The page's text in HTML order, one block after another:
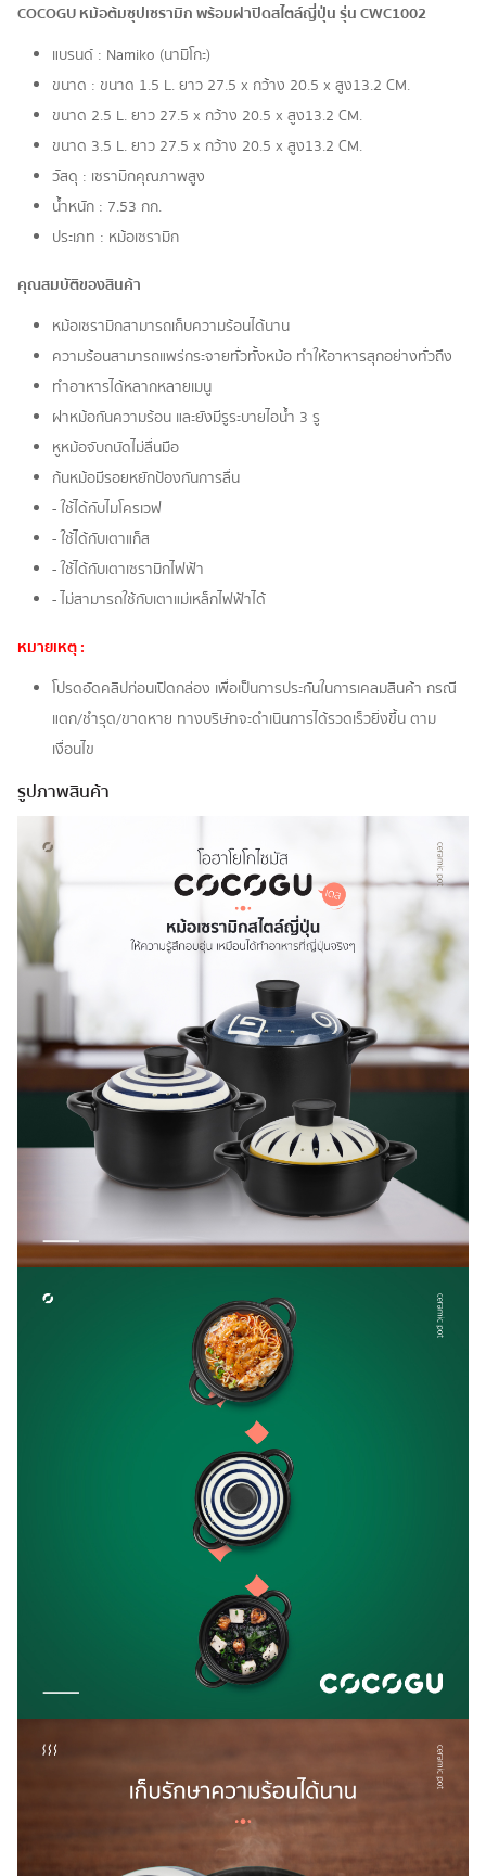
COCOGU หม้อต้มซุปเซรามิก พร้อมฝาปิดสไตล์ญี่ปุ่น รุ่น CWC1002
แบรนด์ : Namiko (นามิโกะ)
ขนาด : ขนาด 1.5 L. ยาว 27.5 x กว้าง 20.5 x สูง13.2 CM.
ขนาด 2.5 L. ยาว 27.5 x กว้าง 20.5 x สูง13.2 CM.
ขนาด 3.5 L. ยาว 27.5 x กว้าง 20.5 x สูง13.2 CM.
วัสดุ : เซรามิกคุณภาพสูง
น้ำหนัก : 7.53 กก.
ประเภท : หม้อเซรามิก
คุณสมบัติของสินค้า
หม้อเซรามิกสามารถเก็บความร้อนได้นาน
ความร้อนสามารถแพร่กระจายทั่วทั้งหม้อ ทำให้อาหารสุกอย่างทั่วถึง
ทำอาหารได้หลากหลายเมนู
ฝาหม้อกันความร้อน และยังมีรูระบายไอน้ำ 3 รู
หูหม้อจับถนัดไม่ลื่นมือ
ก้นหม้อมีรอยหยักป้องกันการลื่น
- ใช้ได้กับไมโครเวฟ
- ใช้ได้กับเตาแก็ส
- ใช้ได้กับเตาเซรามิกไฟฟ้า
- ไม่สามารถใช้กับเตาแม่เหล็กไฟฟ้าได้
หมายเหตุ :
โปรดอัดคลิปก่อนเปิดกล่อง เพื่อเป็นการประกันในการเคลมสินค้า กรณี
แตก/ชำรุด/ขาดหาย ทางบริษัทจะดำเนินการได้รวดเร็วยิ่งขึ้น ตาม
เงื่อนไข
รูปภาพสินค้า